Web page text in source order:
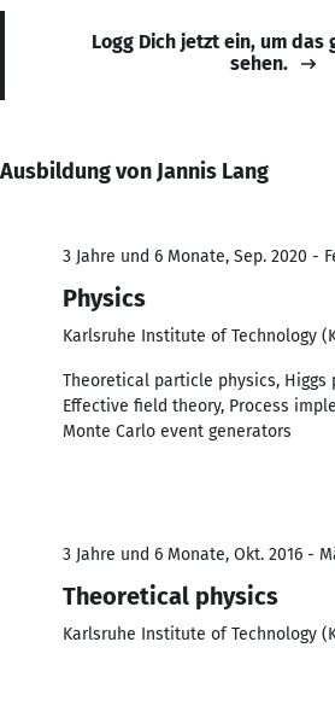
Logg Dich jetzt ein, um das
sehen.
Ausbildung von Jannis Lang
3 Jahre und 6 Monate, Sep. 2020 -
Physics
Karlsruhe Institute of Technology
Theoretical particle physics, Higgs
Effective field theory, Process
Monte Carlo event generators
3 Jahre und 6 Monate, Okt. 2016 -
Theoretical physics
Karlsruhe Institute of Technology